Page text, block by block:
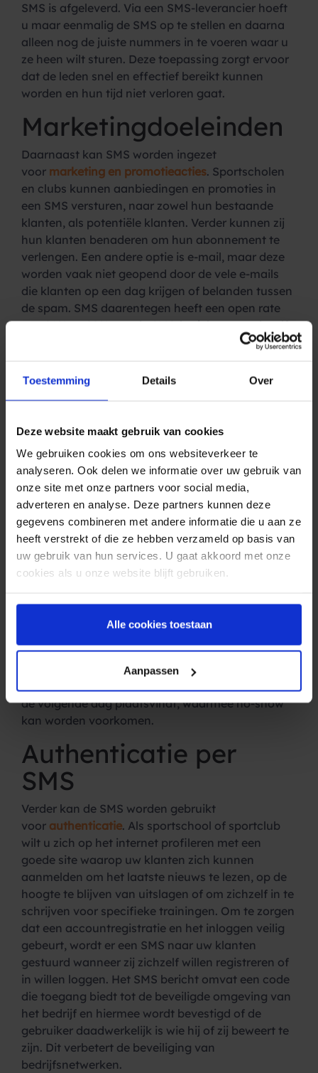
Toestemming Details Over
Deze website maakt gebruik van cookies
We gebruiken cookies om ons websiteverkeer te
analyseren. Ook delen we informatie over uw gebruik van
onze site met onze partners voor social media,
adverteren en analyse. Deze partners kunnen deze
gegevens combineren met andere informatie die u aan ze
heeft verstrekt of die ze hebben verzameld op basis van
uw gebruik van hun services. U gaat akkoord met onze
cookies als u onze website blijft gebruiken.
Alle cookies toestaan
Aanpassen
SMS is afgeleverd. Via een SMS-leverancier hoeft
u maar eenmalig de SMS op te stellen en daarna
alleen nog de juiste nummers in te voeren waar u
ze heen wilt sturen. Deze toepassing zorgt ervoor
dat de leden snel en effectief bereikt kunnen
worden en hun tijd niet verloren gaat.
Marketingdoeleinden
Daarnaast kan SMS worden ingezet
voor marketing en promotieacties. Sportscholen
en clubs kunnen aanbiedingen en promoties in
een SMS versturen, naar zowel hun bestaande
klanten, als potentiële klanten. Verder kunnen zij
hun klanten benaderen om hun abonnement te
verlengen. Een andere optie is e-mail, maar deze
worden vaak niet geopend door de vele e-mails
die klanten op een dag krijgen of belanden tussen
de spam. SMS daarentegen heeft een open rate
van 98% en 90% van de SMS-berichten wordt zelfs
Inschrijven voor
trainingen per SMS
De mogelijkheden met SMS zijn oneindig. Zo
wordt deze tegenwoordig ook gebruikt door
sportscholen klanten te notificeren over te volgen
trainingen. De sportschool zendt een SMS uit naar
haar klanten met daarin bijvoorbeeld; “SMS JA om
je in te schrijven voor de boks training aanstaande
woensdag”. De Sportschool krijgt vervolgens een
SMS binnen van de klanten die zich willen
aanmelden middels een Virtual Mobile Number
een afspraakbevestiging per SMS worden ingezet.
Deze toepassing zorgt ervoor dat mensen zichzelf
drempel om te gaan sporten lager wordt. Een
andere mogelijkheid is om de dag voor een
training een herinnering te sturen dat de training
de volgende dag plaatsvindt, waarmee no-show
kan worden voorkomen.
Authenticatie per
SMS
Verder kan de SMS worden gebruikt
voor authenticatie. Als sportschool of sportclub
wilt u zich op het internet profileren met een
goede site waarop uw klanten zich kunnen
aanmelden om het laatste nieuws te lezen, op de
hoogte te blijven van uitslagen of om zichzelf in te
schrijven voor specifieke trainingen. Om te zorgen
dat een accountregistratie en het inloggen veilig
gebeurt, wordt er een SMS naar uw klanten
gestuurd wanneer zij zichzelf willen registreren of
in willen loggen. Het SMS bericht omvat een code
die toegang biedt tot de beveiligde omgeving van
het bedrijf en hiermee wordt bevestigd of de
gebruiker daadwerkelijk is wie hij of zij beweert te
zijn. Dit verbetert de beveiliging van
bedrijfsnetwerken.